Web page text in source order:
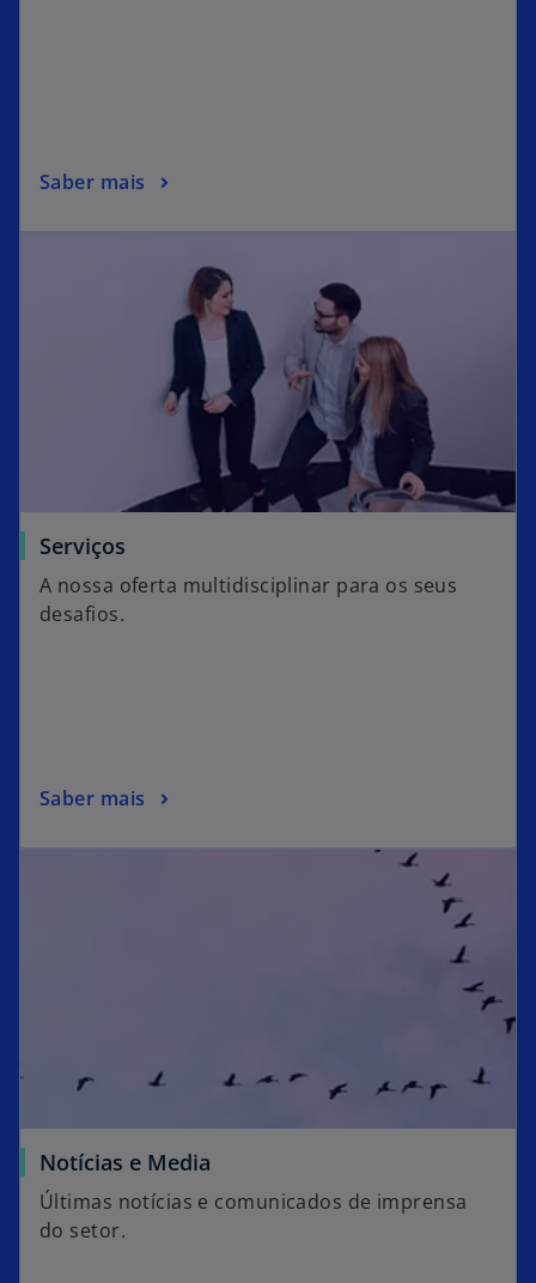
Saber mais
Serviços
A nossa oferta multidisciplinar para os seus
desafios.
Saber mais
Notícias e Media
Últimas notícias e comunicados de imprensa
do setor.